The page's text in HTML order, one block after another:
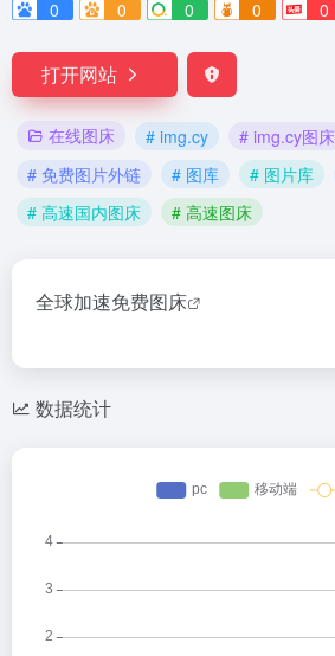
0
0 0 0 0
打开网站
在线图床 # img.cy # img.cy图床
# 免费图片外链
# 图库 # 图片库
# 高速国内图床
# 高速图床
全球加速免费图床
数据统计